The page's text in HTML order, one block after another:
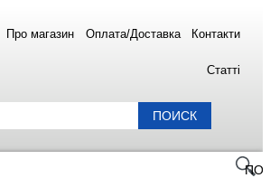
Про магазин Оплата/Доставка Контакти
Статті
ПОИСК